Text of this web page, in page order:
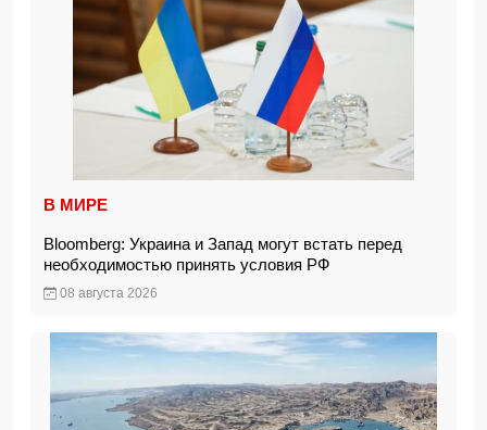
В МИРЕ
Bloomberg: Украина и Запад могут встать перед
необходимостью принять условия РФ
08 августа 2026